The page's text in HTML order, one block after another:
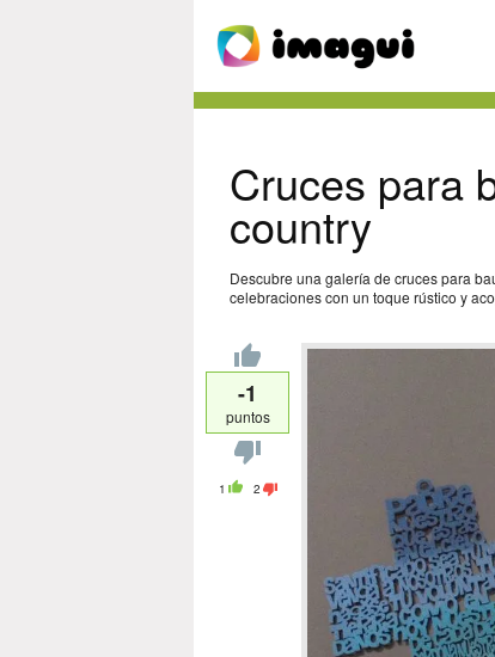
Cruces para
country
Descubre una galería de cruces para
celebraciones con un toque rústico y
-1
puntos
1 2